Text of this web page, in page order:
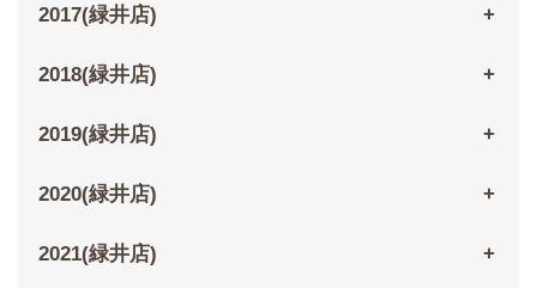
2017(緑井店)
2018(緑井店)
2019(緑井店)
2020(緑井店)
2021(緑井店)